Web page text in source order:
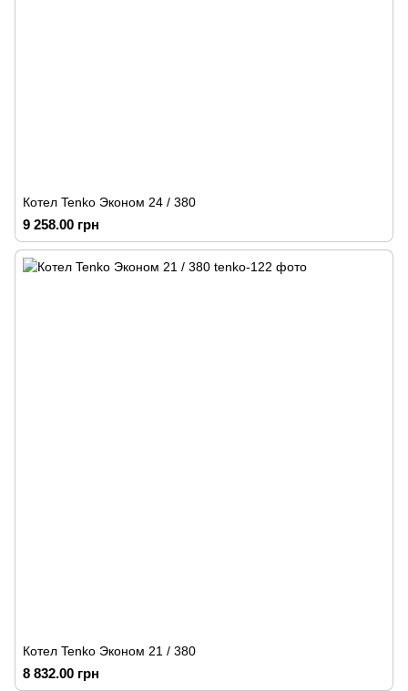
Котел Tenko Эконом 24 / 380
9 258.00 грн
Котел Tenko Эконом 21 / 380
8 832.00 грн